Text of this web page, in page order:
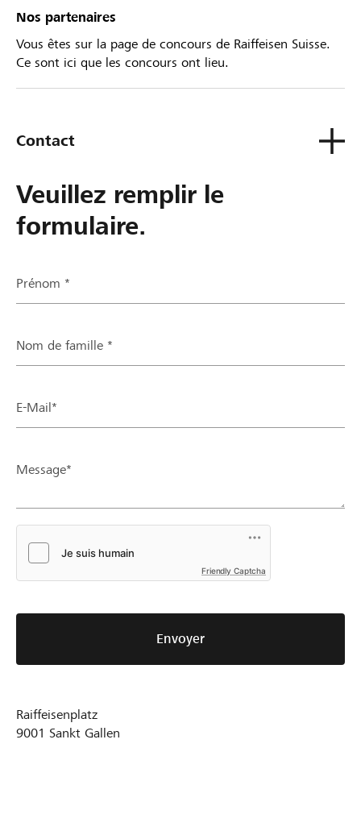
Nos partenaires
Vous êtes sur la page de concours de Raiffeisen Suisse.
Ce sont ici que les concours ont lieu.
Contact
Veuillez remplir le
formulaire.
Prénom *
Nom de famille *
E-Mail*
Message*
Friendly Captcha
Envoyer
Raiffeisenplatz
9001 Sankt Gallen